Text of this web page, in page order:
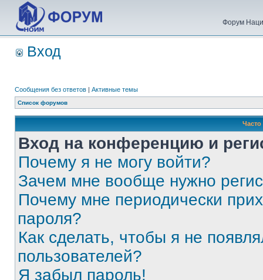
Форум
Вход
Сообщения без ответов | Активные темы
Список форумов
Вход на конференцию и
Почему я не могу войти?
Зачем мне вообще нужно
Почему мне периодически
пароля?
Как сделать, чтобы я не
пользователей?
Я забыл пароль!